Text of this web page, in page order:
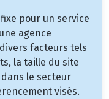
pour un service
agence
facteurs tels
la taille du site
le secteur
visés.